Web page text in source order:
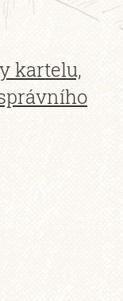
kartelu,